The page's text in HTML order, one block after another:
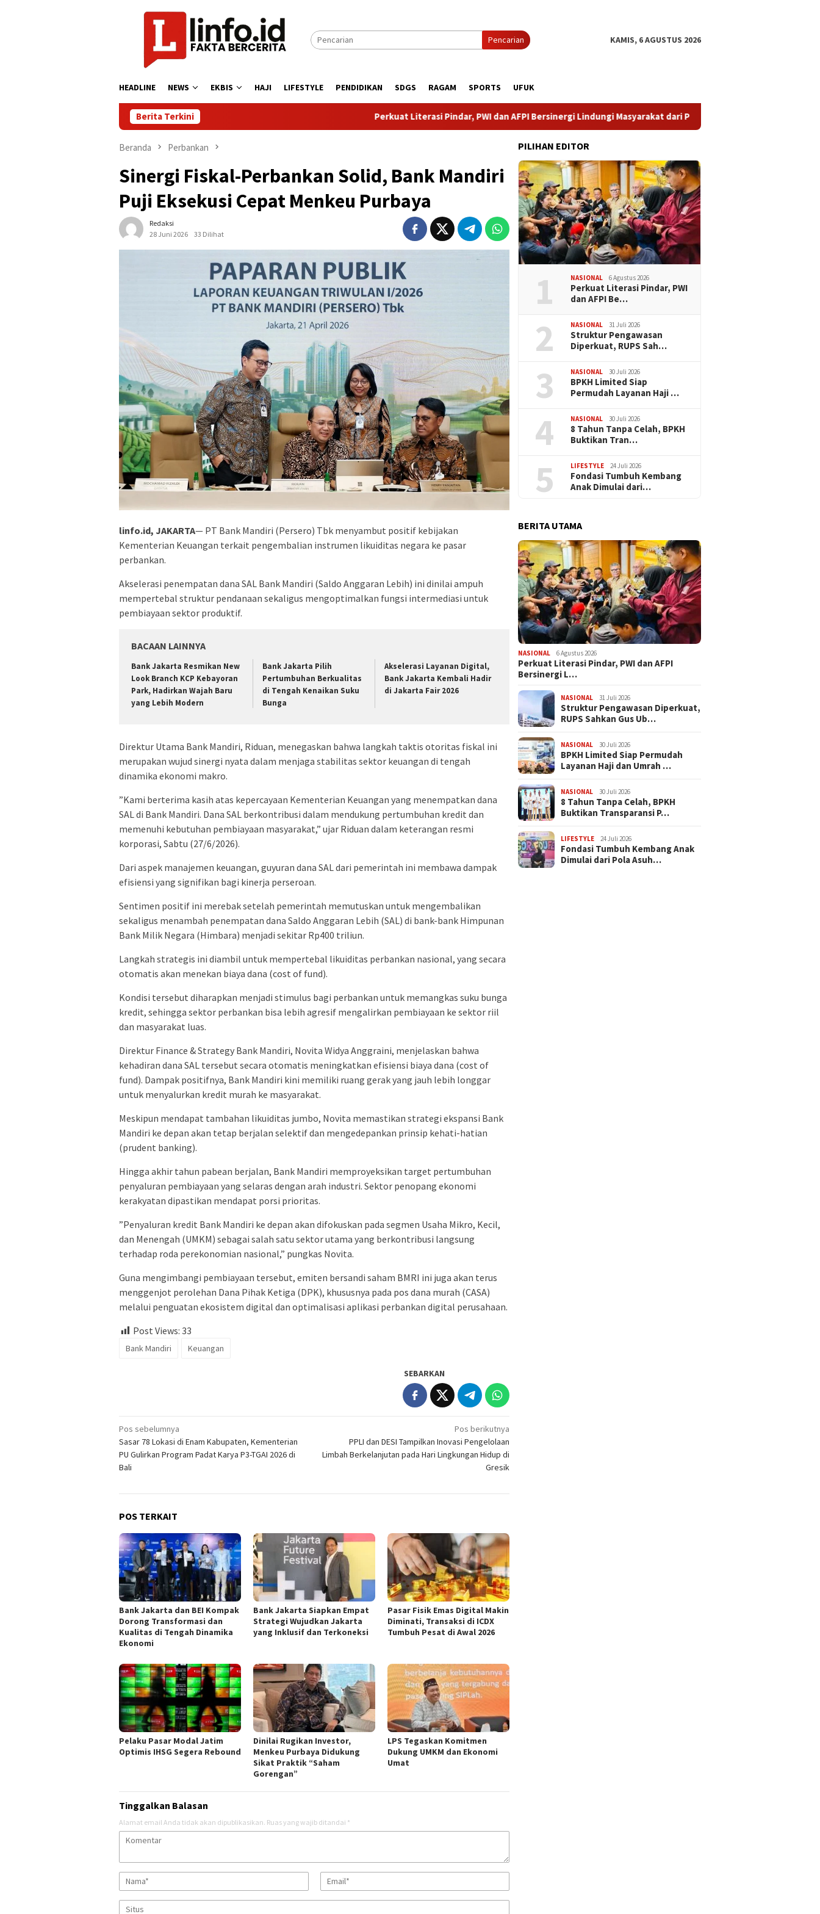
Pencarian KAMIS, 6 AGUSTUS 2026
HEADLINE NEWS EKBIS HAJI LIFESTYLE PENDIDIKAN SDGS RAGAM SPORTS UFUK
Berita Terkini Perkuat Literasi Pindar, PWI dan AFPI Bersinergi Lindungi Masyarakat dari Pinjol Ilegal
Beranda Perbankan
Sinergi Fiskal-Perbankan Solid, Bank Mandiri
Puji Eksekusi Cepat Menkeu Purbaya
Redaksi
28 Juni 2026
33 Dilihat
linfo.id, JAKARTA— PT Bank Mandiri (Persero) Tbk menyambut positif kebijakan
Kementerian Keuangan terkait pengembalian instrumen likuiditas negara ke pasar
perbankan.
Akselerasi penempatan dana SAL Bank Mandiri (Saldo Anggaran Lebih) ini dinilai ampuh
mempertebal struktur pendanaan sekaligus mengoptimalkan fungsi intermediasi untuk
pembiayaan sektor produktif.
BACAAN LAINNYA
Bank Jakarta Resmikan New
Look Branch KCP Kebayoran
Park, Hadirkan Wajah Baru
yang Lebih Modern
Bank Jakarta Pilih
Pertumbuhan Berkualitas
di Tengah Kenaikan Suku
Bunga
Akselerasi Layanan Digital,
Bank Jakarta Kembali Hadir
di Jakarta Fair 2026
​Direktur Utama Bank Mandiri, Riduan, menegaskan bahwa langkah taktis otoritas fiskal ini
merupakan wujud sinergi nyata dalam menjaga stabilitas sektor keuangan di tengah
dinamika ekonomi makro.
​”Kami berterima kasih atas kepercayaan Kementerian Keuangan yang menempatkan dana
SAL di Bank Mandiri. Dana SAL berkontribusi dalam mendukung pertumbuhan kredit dan
memenuhi kebutuhan pembiayaan masyarakat,” ujar Riduan dalam keterangan resmi
korporasi, Sabtu (27/6/2026).
​Dari aspek manajemen keuangan, guyuran dana SAL dari pemerintah ini membawa dampak
efisiensi yang signifikan bagi kinerja perseroan.
Sentimen positif ini merebak setelah pemerintah memutuskan untuk mengembalikan
sekaligus menambah penempatan dana Saldo Anggaran Lebih (SAL) di bank-bank Himpunan
Bank Milik Negara (Himbara) menjadi sekitar Rp400 triliun.
​Langkah strategis ini diambil untuk mempertebal likuiditas perbankan nasional, yang secara
otomatis akan menekan biaya dana (cost of fund).
​Kondisi tersebut diharapkan menjadi stimulus bagi perbankan untuk memangkas suku bunga
kredit, sehingga sektor perbankan bisa lebih agresif mengalirkan pembiayaan ke sektor riil
dan masyarakat luas.
​Direktur Finance & Strategy Bank Mandiri, Novita Widya Anggraini, menjelaskan bahwa
kehadiran dana SAL tersebut secara otomatis meningkatkan efisiensi biaya dana (cost of
fund). Dampak positifnya, Bank Mandiri kini memiliki ruang gerak yang jauh lebih longgar
untuk menyalurkan kredit murah ke masyarakat.
​Meskipun mendapat tambahan likuiditas jumbo, Novita memastikan strategi ekspansi Bank
Mandiri ke depan akan tetap berjalan selektif dan mengedepankan prinsip kehati-hatian
(prudent banking).
​Hingga akhir tahun pabean berjalan, Bank Mandiri memproyeksikan target pertumbuhan
penyaluran pembiayaan yang selaras dengan arah industri. Sektor penopang ekonomi
kerakyatan dipastikan mendapat porsi prioritas.
​”Penyaluran kredit Bank Mandiri ke depan akan difokuskan pada segmen Usaha Mikro, Kecil,
dan Menengah (UMKM) sebagai salah satu sektor utama yang berkontribusi langsung
terhadap roda perekonomian nasional,” pungkas Novita.
​Guna mengimbangi pembiayaan tersebut, emiten bersandi saham BMRI ini juga akan terus
menggenjot perolehan Dana Pihak Ketiga (DPK), khususnya pada pos dana murah (CASA)
melalui penguatan ekosistem digital dan optimalisasi aplikasi perbankan digital perusahaan.
Post Views: 33
Bank Mandiri Keuangan
SEBARKAN
Navigasi
pos
Pos sebelumnya
Sasar 78 Lokasi di Enam Kabupaten, Kementerian
PU Gulirkan Program Padat Karya P3-TGAI 2026 di
Bali
Pos berikutnya
PPLI dan DESI Tampilkan Inovasi Pengelolaan
Limbah Berkelanjutan pada Hari Lingkungan Hidup di
Gresik
POS TERKAIT
Bank Jakarta dan BEI Kompak
Dorong Transformasi dan
Kualitas di Tengah Dinamika
Ekonomi
Bank Jakarta Siapkan Empat
Strategi Wujudkan Jakarta
yang Inklusif dan Terkoneksi
Pasar Fisik Emas Digital Makin
Diminati, Transaksi di ICDX
Tumbuh Pesat di Awal 2026
Pelaku Pasar Modal Jatim
Optimis IHSG Segera Rebound
Dinilai Rugikan Investor,
Menkeu Purbaya Didukung
Sikat Praktik “Saham
Gorengan”
LPS Tegaskan Komitmen
Dukung UMKM dan Ekonomi
Umat
Tinggalkan Balasan
Alamat email Anda tidak akan dipublikasikan. Ruas yang wajib ditandai *
PILIHAN EDITOR
1 NASIONAL 6 Agustus 2026
Perkuat Literasi Pindar, PWI
dan AFPI Be…
2 NASIONAL 31 Juli 2026
​Struktur Pengawasan
Diperkuat, RUPS Sah…
3 NASIONAL 30 Juli 2026
BPKH Limited Siap
Permudah Layanan Haji …
4 NASIONAL 30 Juli 2026
​8 Tahun Tanpa Celah, BPKH
Buktikan Tran…
5 LIFESTYLE 24 Juli 2026
Fondasi Tumbuh Kembang
Anak Dimulai dari…
BERITA UTAMA
NASIONAL 6 Agustus 2026
Perkuat Literasi Pindar, PWI dan AFPI
Bersinergi L…
NASIONAL 31 Juli 2026
​Struktur Pengawasan Diperkuat,
RUPS Sahkan Gus Ub…
NASIONAL 30 Juli 2026
BPKH Limited Siap Permudah
Layanan Haji dan Umrah …
NASIONAL 30 Juli 2026
​8 Tahun Tanpa Celah, BPKH
Buktikan Transparansi P…
LIFESTYLE 24 Juli 2026
Fondasi Tumbuh Kembang Anak
Dimulai dari Pola Asuh…